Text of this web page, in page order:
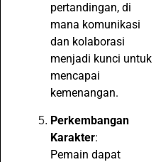
pertandingan, di
mana komunikasi
dan kolaborasi
menjadi kunci untuk
mencapai
kemenangan.
Perkembangan
Karakter:
Pemain dapat